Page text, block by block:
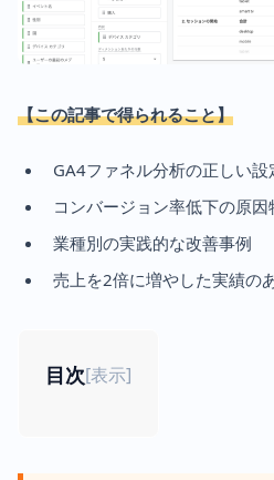
【この記事で得られること】
GA4ファネル分析の正しい設
コンバージョン率低下の原因
業種別の実践的な改善事例
売上を2倍に増やした実績の
目次[表示]